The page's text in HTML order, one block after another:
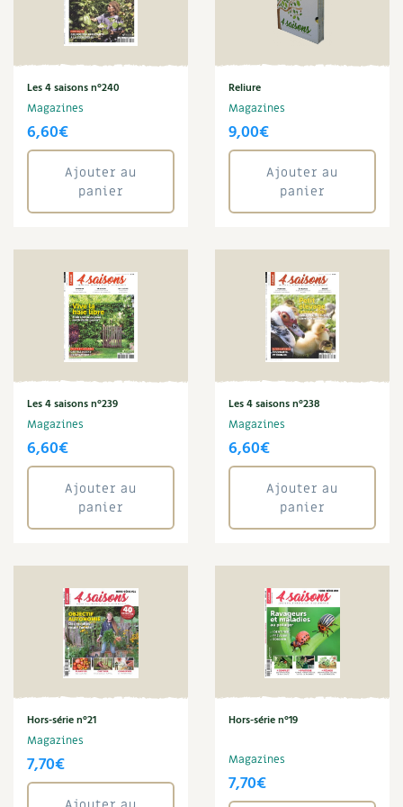
Soins et cosmétiques au naturel
Société et alternatives
Vivre l’écologie
Protéger la nature
Autonomie
Actions pour la planète
Les 4 saisons
Archives
Carnets de saison
Compléments
Dossier4 saisons
Vidéos et podcasts
Conseils vidéo des4 saisons
Secrets d’abonné
Tous au jardin ! avec Pascal
La vie secrète du jardin
Les 4 saisons n°240
Magazines
6,60€
Ajouter au
panier
Reliure
Magazines
9,00€
Ajouter au
panier
Les 4 saisons n°239
Magazines
6,60€
Ajouter au
panier
Les 4 saisons n°238
Magazines
6,60€
Ajouter au
panier
Hors-série n°21
Magazines
7,70€
Hors-série n°19
Magazines
7,70€